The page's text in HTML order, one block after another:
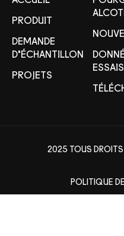
PRODUIT
DEMANDE
D'ÉCHANTILLON
PROJETS
ESSAIS
2025 TOUS DROITS
POLITIQUE